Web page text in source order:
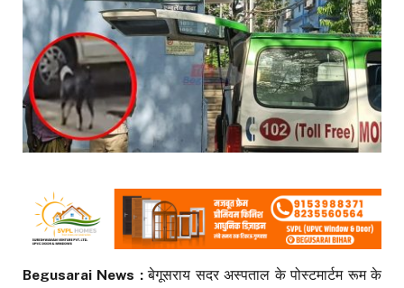
Begusarai News :बेगूसराय सदर अस्पताल के पोस्टमार्टम रूम के